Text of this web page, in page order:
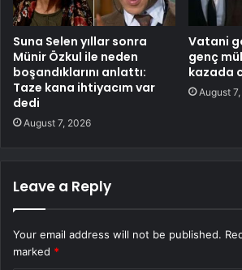
Suna Selen yıllar sonra
Münir Özkul ile neden
boşandıklarını anlattı:
Taze kana ihtiyacım var
dedi
August 7, 2026
Vatani
genç
kazada
August
Leave a Reply
Your email address will not be published.
marked *